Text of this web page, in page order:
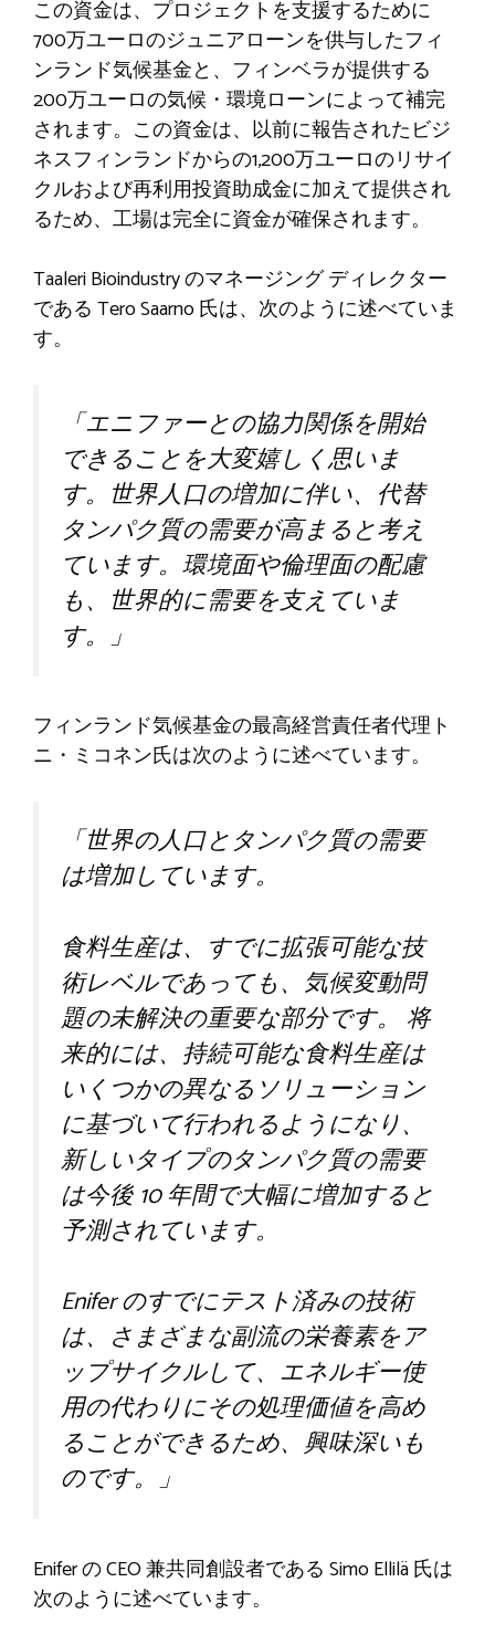
この資金は、プロジェクトを支援するために
700万ユーロのジュニアローンを供与したフィ
ンランド気候基金と、フィンベラが提供する
200万ユーロの気候・環境ローンによって補完
されます。この資金は、以前に報告されたビジ
ネスフィンランドからの1,200万ユーロのリサイ
クルおよび再利用投資助成金に加えて提供され
るため、工場は完全に資金が確保されます。
Taaleri Bioindustry のマネージング ディレクター
である Tero Saarno 氏は、次のように述べていま
す。
「エニファーとの協力関係を開始
できることを大変嬉しく思いま
す。世界人口の増加に伴い、代替
タンパク質の需要が高まると考え
ています。環境面や倫理面の配慮
も、世界的に需要を支えていま
す。」
フィンランド気候基金の最高経営責任者代理ト
ニ・ミコネン氏は次のように述べています。
「世界の人口とタンパク質の需要
は増加しています。
食料生産は、すでに拡張可能な技
術レベルであっても、気候変動問
題の未解決の重要な部分です。 将
来的には、持続可能な食料生産は
いくつかの異なるソリューション
に基づいて行われるようになり、
新しいタイプのタンパク質の需要
は今後 10 年間で大幅に増加すると
予測されています。
Enifer のすでにテスト済みの技術
は、さまざまな副流の栄養素をア
ップサイクルして、エネルギー使
用の代わりにその処理価値を高め
ることができるため、興味深いも
のです。」
Enifer の CEO 兼共同創設者である Simo Ellilä 氏は
次のように述べています。